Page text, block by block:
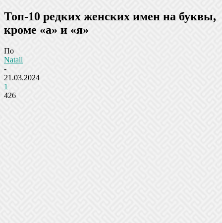
Топ-10 редких женских имен на буквы,
кроме «а» и «я»
По
Natali
-
21.03.2024
1
426